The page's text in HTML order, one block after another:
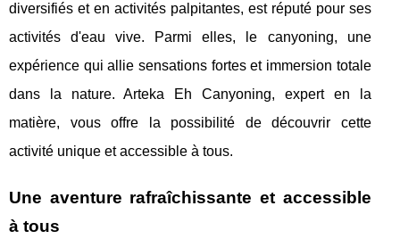
diversifiés et en activités palpitantes, est réputé pour ses
activités d'eau vive. Parmi elles, le canyoning, une
expérience qui allie sensations fortes et immersion totale
dans la nature. Arteka Eh Canyoning, expert en la
matière, vous offre la possibilité de découvrir cette
activité unique et accessible à tous.
Une aventure rafraîchissante et accessible
à tous